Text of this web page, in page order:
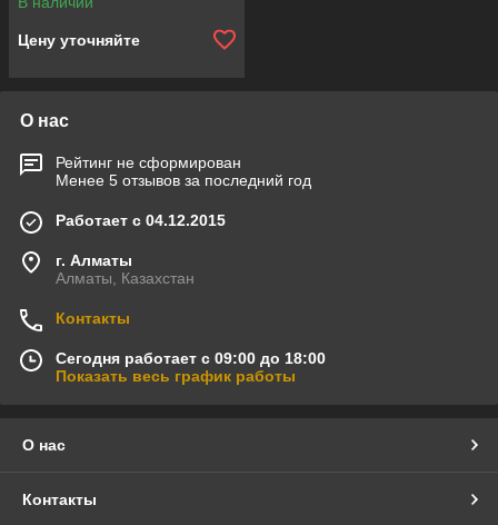
Цену уточняйте
О нас
Рейтинг не сформирован
Менее 5 отзывов за последний год
Работает с 04.12.2015
г. Алматы
Алматы, Казахстан
Контакты
Сегодня работает с 09:00 до 18:00
Показать весь график работы
О нас
Контакты